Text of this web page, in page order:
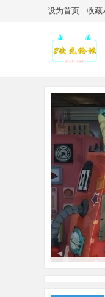
设为首页 收藏
◄